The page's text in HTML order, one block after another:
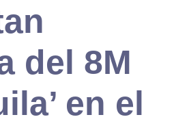
del 8M
en el